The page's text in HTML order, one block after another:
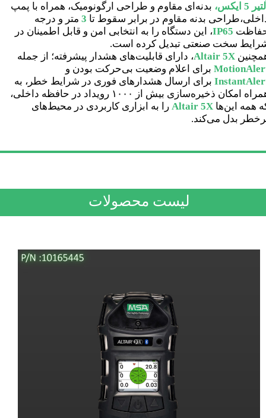
5 ایکس،
بدنه‌ای مقاوم و طراحی ارگونومیک، همراه با پمپ
بدنه مقاوم در برابر سقوط تا 3 متر و درجه
IP65، این دستگاه را به انتخابی امن و قابل اطمینان در
سخت صنعتی تبدیل کرده است.
Altair 5X، دارای قابلیت‌های هشدار پیشرفته؛ از جمله
برای اعلام وضعیت بی‌حرکت بودن و
برای ارسال هشدارهای فوری در شرایط خطر، به
همراه امکان ذخیره‌سازی بیش از ۱۰۰۰ رویداد در حافظه داخلی،
همه این‌ها Altair 5X را به ابزاری کاربردی در محیط‌های
بدل می‌کند.
لیست محصولات